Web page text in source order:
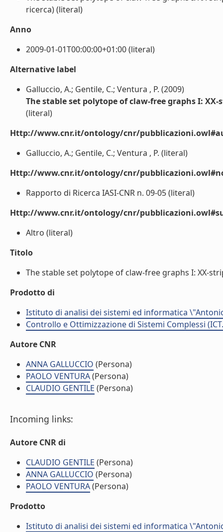
ricerca) (literal)
Anno
2009-01-01T00:00:00+01:00 (literal)
Alternative label
Galluccio, A.; Gentile, C.; Ventura , P. (2009)
The stable set polytope of claw-free graphs I:
(literal)
Http://www.cnr.it/ontology/cnr/
Galluccio, A.; Gentile, C.; Ventura , P. (literal)
Http://www.cnr.it/ontology/cnr/
Rapporto di Ricerca IASI-CNR n. 09-05 (literal)
Http://www.cnr.it/ontology/cnr/
Altro (literal)
Titolo
The stable set polytope of claw-free graphs I: XX-
Prodotto di
Istituto di analisi dei sistemi ed informatica
Controllo e Ottimizzazione di Sistemi Complessi
Autore CNR
ANNA GALLUCCIO (Persona)
PAOLO VENTURA(Persona)
CLAUDIO GENTILE (Persona)
Incoming links:
Autore CNR di
CLAUDIO GENTILE (Persona)
ANNA GALLUCCIO (Persona)
PAOLO VENTURA(Persona)
Prodotto
Istituto di analisi dei sistemi ed informatica